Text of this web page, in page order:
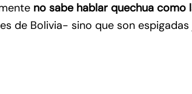
no sabe hablar quechua como
de Bolivia- sino que son